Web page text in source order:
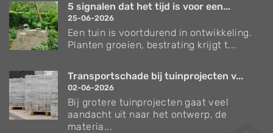
5 signalen dat het tijd is voor een...
25-06-2026
Een tuin is voortdurend in ontwikkeling.
Planten groeien, bestrating krijgt t...
Transportschade bij tuinprojecten v...
02-06-2026
Bij grotere tuinprojecten gaat veel
aandacht uit naar het ontwerp, de
materia...